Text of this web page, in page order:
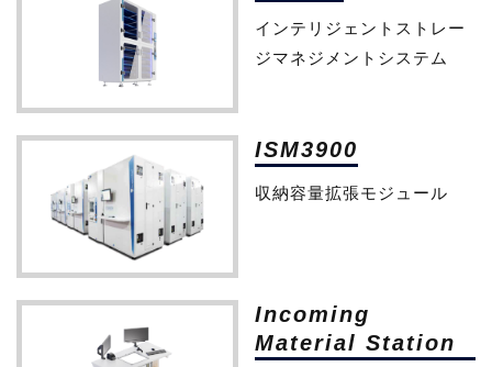
インテリジェントストレー
ジマネジメントシステム
ISM3900
収納容量拡張モジュール
Incoming
Material Station